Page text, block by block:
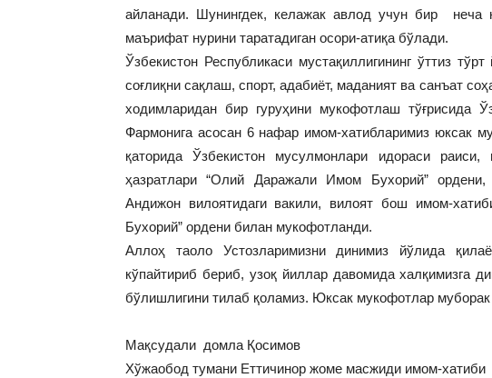
айланади. Шунингдек, келажак авлод учун бир неча
маърифат нурини таратадиган осори-атиқа бўлади.
Ўзбекистон Республикаси мустақиллигининг ўттиз
соғлиқни сақлаш, спорт, адабиёт, маданият ва санъат
ходимларидан бир гуруҳини мукофотлаш тўғрисида
Фармонига асосан 6 нафар имом-хатибларимиз юксак
қаторида Ўзбекистон мусулмонлари идораси
ҳазратлари “Олий Даражали Имом Бухорий” ордени,
Андижон вилоятидаги вакили, вилоят бош имом-
Бухорий” ордени билан мукофотланди.
Аллоҳ таоло Устозларимизни динимиз йўлида
кўпайтириб бериб, узоқ йиллар давомида халқимизга
бўлишлигини тилаб қоламиз. Юксак мукофотлар
Мақсудали домла Қосимов
Хўжаобод тумани Еттичинор жоме масжиди имом-хатиби